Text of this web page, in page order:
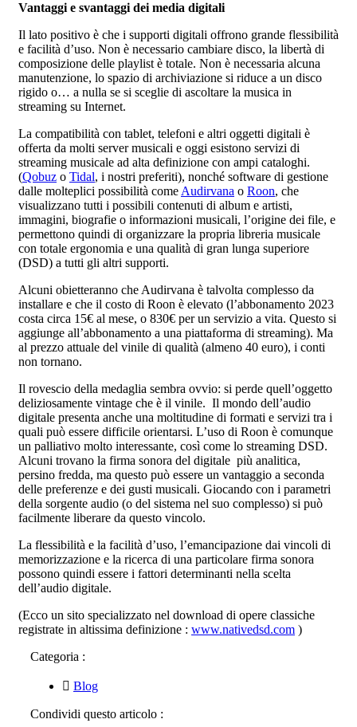
Vantaggi e svantaggi dei media digitali
Il lato positivo è che i supporti digitali offrono grande flessibilità
e facilità d’uso. Non è necessario cambiare disco, la libertà di
composizione delle playlist è totale. Non è necessaria alcuna
manutenzione, lo spazio di archiviazione si riduce a un disco
rigido o… a nulla se si sceglie di ascoltare la musica in
streaming su Internet.
La compatibilità con tablet, telefoni e altri oggetti digitali è
offerta da molti server musicali e oggi esistono servizi di
streaming musicale ad alta definizione con ampi cataloghi.
(Qobuz o Tidal, i nostri preferiti), nonché software di gestione
dalle molteplici possibilità come Audirvana o Roon, che
visualizzano tutti i possibili contenuti di album e artisti,
immagini, biografie o informazioni musicali, l’origine dei file, e
permettono quindi di organizzare la propria libreria musicale
con totale ergonomia e una qualità di gran lunga superiore
(DSD) a tutti gli altri supporti.
Alcuni obietteranno che Audirvana è talvolta complesso da
installare e che il costo di Roon è elevato (l’abbonamento 2023
costa circa 15€ al mese, o 830€ per un servizio a vita. Questo si
aggiunge all’abbonamento a una piattaforma di streaming). Ma
al prezzo attuale del vinile di qualità (almeno 40 euro), i conti
non tornano.
Il rovescio della medaglia sembra ovvio: si perde quell’oggetto
deliziosamente vintage che è il vinile. Il mondo dell’audio
digitale presenta anche una moltitudine di formati e servizi tra i
quali può essere difficile orientarsi. L’uso di Roon è comunque
un palliativo molto interessante, così come lo streaming DSD.
Alcuni trovano la firma sonora del digitale più analitica,
persino fredda, ma questo può essere un vantaggio a seconda
delle preferenze e dei gusti musicali. Giocando con i parametri
della sorgente audio (o del sistema nel suo complesso) si può
facilmente liberare da questo vincolo.
La flessibilità e la facilità d’uso, l’emancipazione dai vincoli di
memorizzazione e la ricerca di una particolare firma sonora
possono quindi essere i fattori determinanti nella scelta
dell’audio digitale.
(Ecco un sito specializzato nel download di opere classiche
registrate in altissima definizione : www.nativedsd.com )
Categoria :
Blog
Condividi questo articolo :